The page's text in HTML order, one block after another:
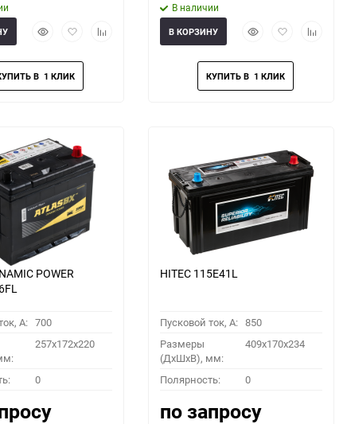
БыстрыйДобавить
избранное
Добавить
В наличии
БыстрыйДобавить
избранное
Добавить
В КОРЗИНУ
POWER
A: 700
257x172x220
0
HITEC 115E41L
Пусковой ток, A: 850
Размеры
(ДхШхВ), мм:
409x170x234
Полярность: 0
по запросу